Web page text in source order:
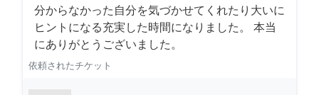
分からなかった自分を気づかせてくれたり大いに
ヒントになる充実した時間になりました。 本当
にありがとうございました。
依頼されたチケット